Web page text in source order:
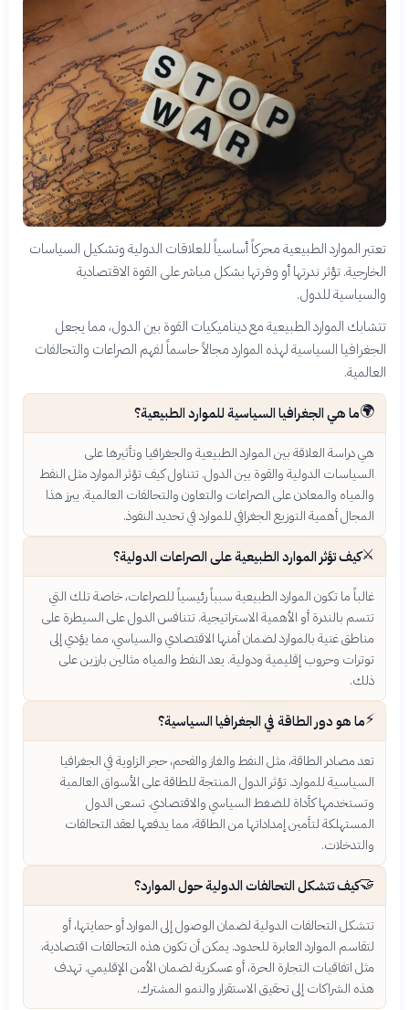
تعتبر الموارد الطبيعية محركاً أساسياً للعلاقات الدولية وتشكيل السياسات
الخارجية. تؤثر ندرتها أو وفرتها بشكل مباشر على القوة الاقتصادية
والسياسية للدول.
تتشابك الموارد الطبيعية مع ديناميكيات القوة بين الدول، مما يجعل
الجغرافيا السياسية لهذه الموارد مجالاً حاسماً لفهم الصراعات والتحالفات
العالمية.
🌍ما هي الجغرافيا السياسية للموارد الطبيعية؟
هي دراسة العلاقة بين الموارد الطبيعية والجغرافيا وتأثيرها على
السياسات الدولية والقوة بين الدول. تتناول كيف تؤثر الموارد مثل النفط
والمياه والمعادن على الصراعات والتعاون والتحالفات العالمية. يبرز هذا
المجال أهمية التوزيع الجغرافي للموارد في تحديد النفوذ.
⚔️كيف تؤثر الموارد الطبيعية على الصراعات الدولية؟
غالباً ما تكون الموارد الطبيعية سبباً رئيسياً للصراعات، خاصة تلك التي
تتسم بالندرة أو الأهمية الاستراتيجية. تتنافس الدول على السيطرة على
مناطق غنية بالموارد لضمان أمنها الاقتصادي والسياسي، مما يؤدي إلى
توترات وحروب إقليمية ودولية. يعد النفط والمياه مثالين بارزين على
ذلك.
⚡ما هو دور الطاقة في الجغرافيا السياسية؟
تعد مصادر الطاقة، مثل النفط والغاز والفحم، حجر الزاوية في الجغرافيا
السياسية للموارد. تؤثر الدول المنتجة للطاقة على الأسواق العالمية
وتستخدمها كأداة للضغط السياسي والاقتصادي. تسعى الدول
المستهلكة لتأمين إمداداتها من الطاقة، مما يدفعها لعقد التحالفات
والتدخلات.
🤝كيف تتشكل التحالفات الدولية حول الموارد؟
تتشكل التحالفات الدولية لضمان الوصول إلى الموارد أو حمايتها، أو
لتقاسم الموارد العابرة للحدود. يمكن أن تكون هذه التحالفات اقتصادية،
مثل اتفاقيات التجارة الحرة، أو عسكرية لضمان الأمن الإقليمي. تهدف
هذه الشراكات إلى تحقيق الاستقرار والنمو المشترك.